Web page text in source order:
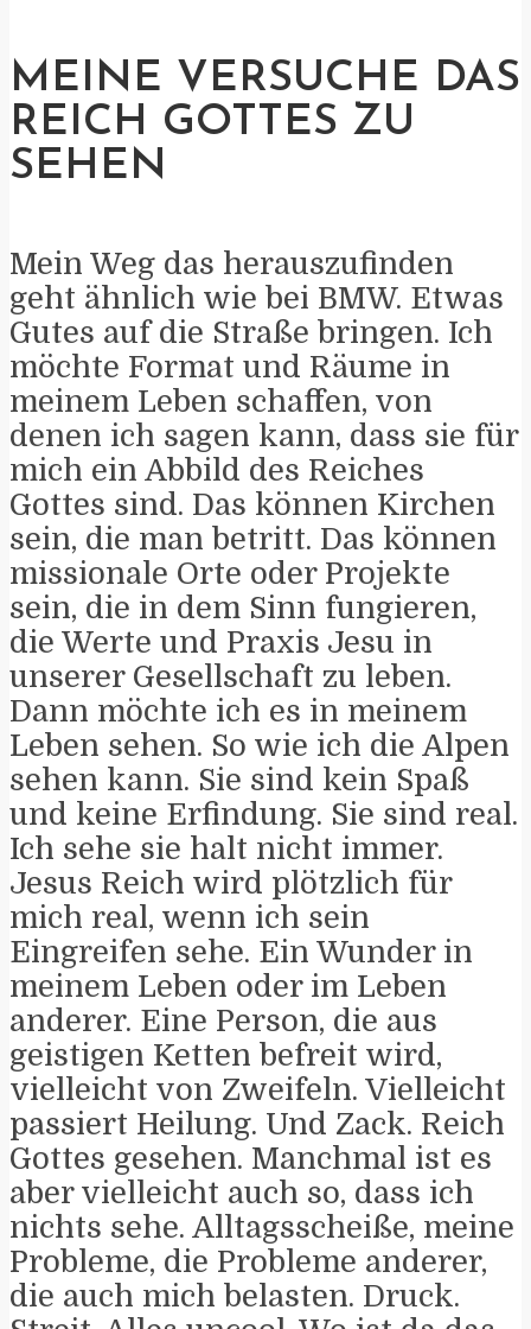
MEINE VERSUCHE DAS
REICH GOTTES ZU
SEHEN
Mein Weg das herauszufinden
geht ähnlich wie bei BMW. Etwas
Gutes auf die Straße bringen. Ich
möchte Format und Räume in
meinem Leben schaffen, von
denen ich sagen kann, dass sie für
mich ein Abbild des Reiches
Gottes sind. Das können Kirchen
sein, die man betritt. Das können
missionale Orte oder Projekte
sein, die in dem Sinn fungieren,
die Werte und Praxis Jesu in
unserer Gesellschaft zu leben.
Dann möchte ich es in meinem
Leben sehen. So wie ich die Alpen
sehen kann. Sie sind kein Spaß
und keine Erfindung. Sie sind real.
Ich sehe sie halt nicht immer.
Jesus Reich wird plötzlich für
mich real, wenn ich sein
Eingreifen sehe. Ein Wunder in
meinem Leben oder im Leben
anderer. Eine Person, die aus
geistigen Ketten befreit wird,
vielleicht von Zweifeln. Vielleicht
passiert Heilung. Und Zack. Reich
Gottes gesehen. Manchmal ist es
aber vielleicht auch so, dass ich
nichts sehe. Alltagsscheiße, meine
Probleme, die Probleme anderer,
die auch mich belasten. Druck.